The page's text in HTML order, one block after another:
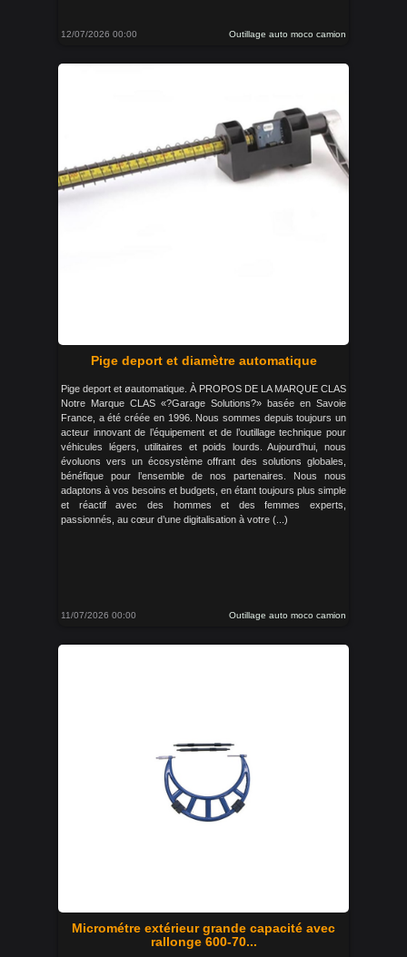
12/07/2026 00:00 Outillage auto moco camion
Pige deport et diamètre automatique
Pige deport et øautomatique. À PROPOS DE LA MARQUE CLAS
Notre Marque CLAS «?Garage Solutions?» basée en Savoie
France, a été créée en 1996. Nous sommes depuis toujours un
acteur innovant de l’équipement et de l’outillage technique pour
véhicules légers, utilitaires et poids lourds. Aujourd’hui, nous
évoluons vers un écosystème offrant des solutions globales,
bénéfique pour l’ensemble de nos partenaires. Nous nous
adaptons à vos besoins et budgets, en étant toujours plus simple
et réactif avec des hommes et des femmes experts,
passionnés, au cœur d’une digitalisation à votre (...)
11/07/2026 00:00 Outillage auto moco camion
Micrométre extérieur grande capacité avec
rallonge 600-70...